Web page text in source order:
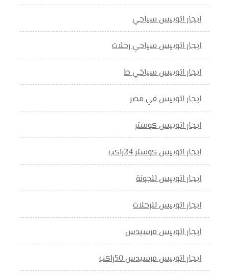
ايجار اتوبيس سياحي
ايجار اتوبيس سياحي رحلات
ايجار اتوبيس سياخي ط
ايجار اتوبيس في مصر
ايجار اتوبيس كوستر
ايجار اتوبيس كوستر 24راكب
ايجار اتوبيس للجونة
ايجار اتوبيس للرحلات
ايجار اتوبيس مرسيدس
ايجار اتوبيس مرسيدس 50راكب